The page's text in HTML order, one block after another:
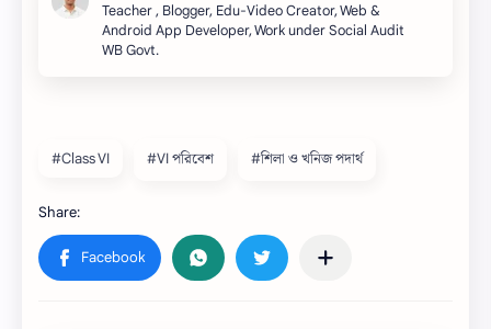
Teacher , Blogger, Edu-Video Creator, Web &
Android App Developer, Work under Social Audit
WB Govt.
#Class VI #VI পরিবেশ #শিলা ও খনিজ পদার্থ